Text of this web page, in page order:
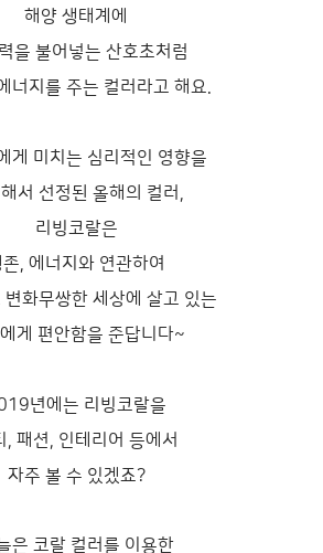
해양 생태계에
을 불어넣는 산호초처럼
너지를 주는 컬러라고 해요.
게 미치는 심리적인 영향을
서 선정된 올해의 컬러,
리빙코랄은
, 에너지와 연관하여
변화무쌍한 세상에 살고 있는
게 편안함을 준답니다~
년에는 리빙코랄을
, 패션, 인테리어 등에서
자주 볼 수 있겠죠?
은 코랄 컬러를 이용한